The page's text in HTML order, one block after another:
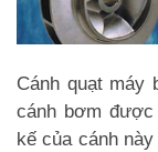
Cánh quạt máy
cánh bơm được
kế của cánh